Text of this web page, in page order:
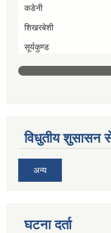
कडेनी
शिखरबेशी
सूर्यकुण्ड
विधुतीय शुसासन
अन्य
घटना दर्ता